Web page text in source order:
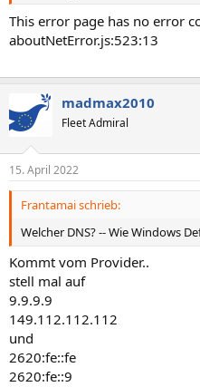
This error page has no error
aboutNetError.js:523:13
madmax2010
Fleet Admiral
15. April 2022
Frantamai schrieb:
Welcher DNS? -- Wie Windows
Kommt vom Provider..
stell mal auf
9.9.9.9
149.112.112.112
und
2620:fe::fe
2620:fe::9